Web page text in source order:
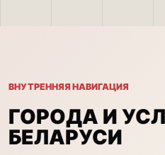
ВНУТРЕННЯЯ НАВИГАЦИЯ
ГОРОДА И
БЕЛАРУСИ